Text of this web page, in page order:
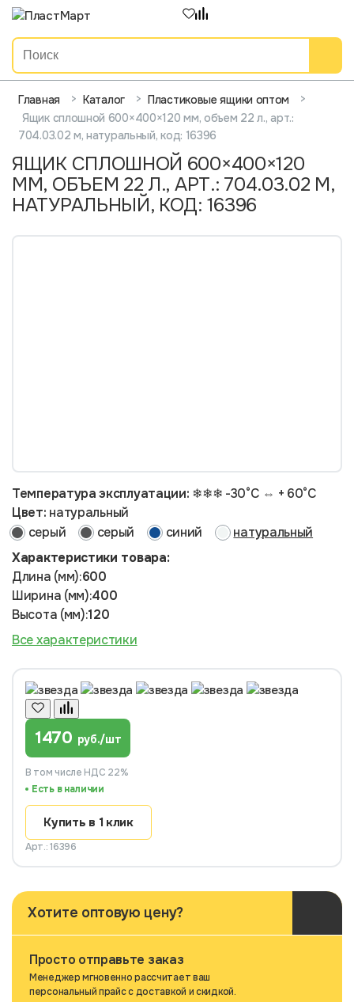
Главная > Каталог > Пластиковые ящики оптом
>
Ящик сплошной 600×400×120 мм, объем 22 л., арт.:
704.03.02 м, натуральный, код: 16396
ЯЩИК СПЛОШНОЙ 600×400×120
ММ, ОБЪЕМ 22 Л., АРТ.: 704.03.02 М,
НАТУРАЛЬНЫЙ, КОД: 16396
Температура эксплуатации: ❄❄❄ -30°С ⇔ + 60°С
Цвет: натуральный
серый
серый синий
натуральный
Характеристики товара:
Длина (мм):600
Ширина (мм):400
Высота (мм):120
Все характеристики
1470 руб./шт
В том числе НДС 22%
Есть в наличии
Купить в 1 клик
Арт.: 16396
Хотите оптовую цену?
Просто отправьте заказ
Менеджер мгновенно рассчитает ваш
персональный прайс с доставкой и скидкой.